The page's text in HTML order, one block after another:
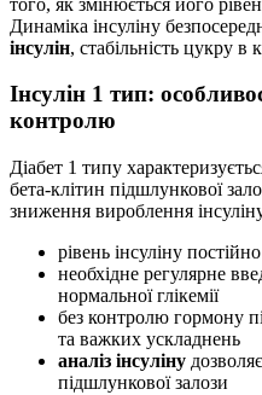
Динаміка інсуліну
інсулін, стабільність цукру в
Інсулін 1 тип:
контролю
Діабет 1 типу
бета-клітин підшлункової
зниження вироблення
рівень інсуліну
необхідне регулярне
нормальної глікемії
без контролю гормону
та важких ускладнень
аналіз інсуліну
підшлункової залози